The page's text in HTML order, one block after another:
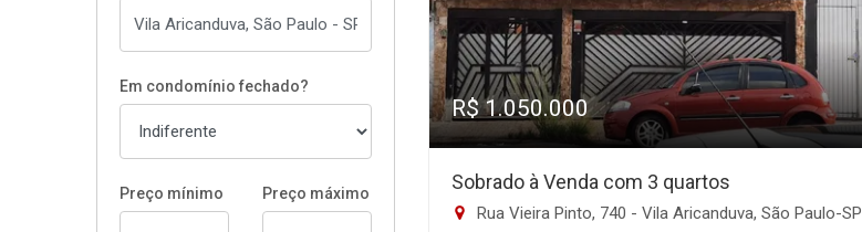
Em condomínio fechado?
Preço mínimo Preço máximo
R$ 1.050.000
Sobrado à Venda com 3 quartos
Rua Vieira Pinto, 740 - Vila Aricanduva, São Paulo-SP